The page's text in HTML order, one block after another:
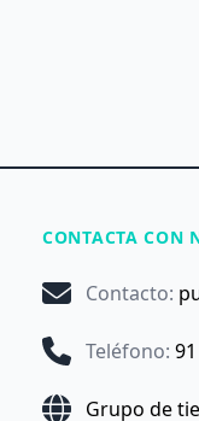
CONTACTA CON
Contacto:
Teléfono:
Grupo de